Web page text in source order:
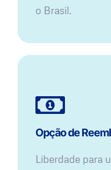
o Brasil.
Opção de
Liberdade para